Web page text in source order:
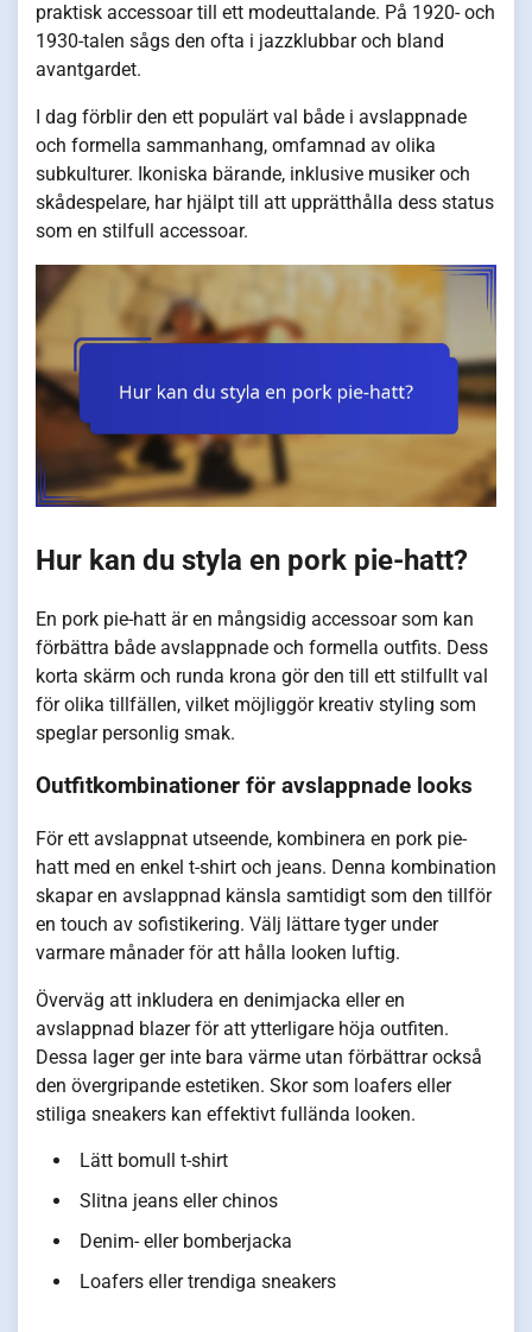
praktisk accessoar till ett modeuttalande. På 1920- och
1930-talen sågs den ofta i jazzklubbar och bland
avantgardet.
I dag förblir den ett populärt val både i avslappnade
och formella sammanhang, omfamnad av olika
subkulturer. Ikoniska bärande, inklusive musiker och
skådespelare, har hjälpt till att upprätthålla dess status
som en stilfull accessoar.
Hur kan du styla en pork pie-hatt?
En pork pie-hatt är en mångsidig accessoar som kan
förbättra både avslappnade och formella outfits. Dess
korta skärm och runda krona gör den till ett stilfullt val
för olika tillfällen, vilket möjliggör kreativ styling som
speglar personlig smak.
Outfitkombinationer för avslappnade looks
För ett avslappnat utseende, kombinera en pork pie-
hatt med en enkel t-shirt och jeans. Denna kombination
skapar en avslappnad känsla samtidigt som den tillför
en touch av sofistikering. Välj lättare tyger under
varmare månader för att hålla looken luftig.
Överväg att inkludera en denimjacka eller en
avslappnad blazer för att ytterligare höja outfiten.
Dessa lager ger inte bara värme utan förbättrar också
den övergripande estetiken. Skor som loafers eller
stiliga sneakers kan effektivt fullända looken.
Lätt bomull t-shirt
Slitna jeans eller chinos
Denim- eller bomberjacka
Loafers eller trendiga sneakers